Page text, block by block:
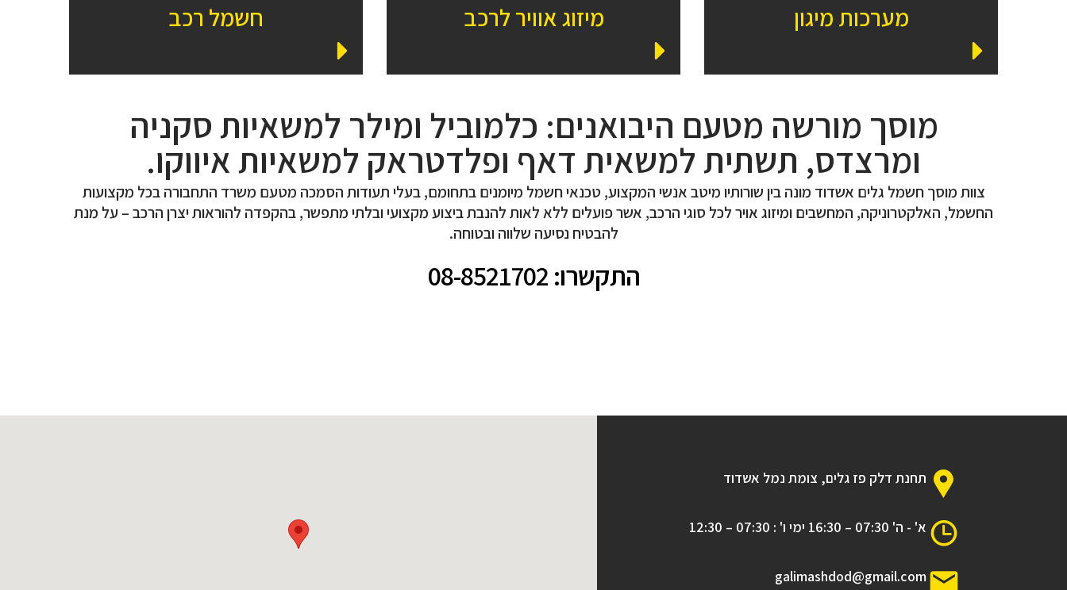
מערכות מיגון מיזוג אוויר לרכב חשמל רכב
מוסך מורשה מטעם היבואנים: כלמוביל ומילר למשאיות סקניה
ומרצדס, תשתית למשאית דאף ופלדטראק למשאיות איווקו.
צוות מוסך חשמל גלים אשדוד מונה בין שורותיו מיטב אנשי המקצוע, טכנאי חשמל מיומנים בתחומם, בעלי תעודות הסמכה מטעם משרד התחבורה בכל מקצועות
החשמל, האלקטרוניקה, המחשבים ומיזוג אויר לכל סוגי הרכב, אשר פועלים ללא לאות להנבת ביצוע מקצועי ובלתי מתפשר, בהקפדה להוראות יצרן הרכב – על מנת
להבטיח נסיעה שלווה ובטוחה.
התקשרו: 08-8521702
תחנת דלק פז גלים, צומת נמל אשדוד
א' - ה' 07:30 – 16:30 ימי ו' : 07:30 – 12:30
galimashdod@gmail.com